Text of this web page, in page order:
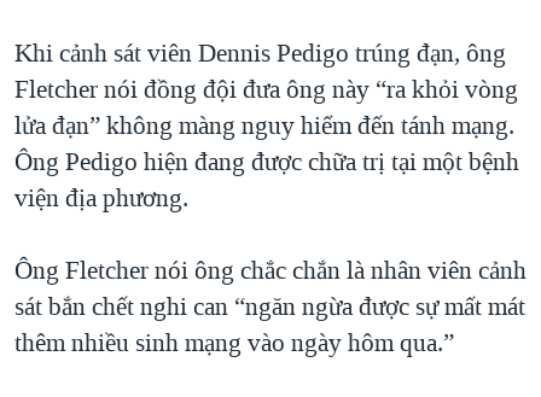
Khi cảnh sát viên Dennis Pedigo trúng đạn, ông
Fletcher nói đồng đội đưa ông này “ra khỏi vòng
lửa đạn” không màng nguy hiểm đến tánh mạng.
Ông Pedigo hiện đang được chữa trị tại một bệnh
viện địa phương.
Ông Fletcher nói ông chắc chắn là nhân viên cảnh
sát bắn chết nghi can “ngăn ngừa được sự mất mát
thêm nhiều sinh mạng vào ngày hôm qua.”